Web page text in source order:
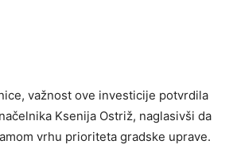
važnost ove investicije potvrdila
Ksenija Ostriž, naglasivši da
vrhu prioriteta gradske uprave.